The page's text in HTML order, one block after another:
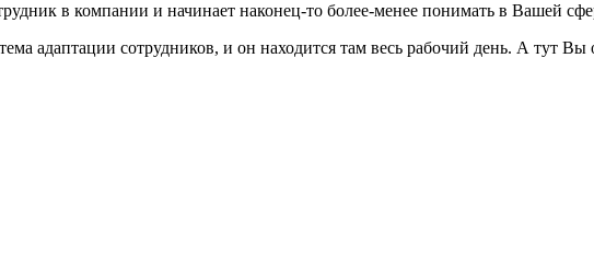
в компании и начинает наконец-то более-менее понимать в Вашей
адаптации сотрудников, и он находится там весь рабочий день. А тут Вы